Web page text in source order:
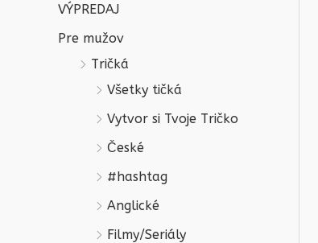
VÝPREDAJ
Pre mužov
Tričká
Všetky tičká
Vytvor si Tvoje Tričko
České
#hashtag
Anglické
Filmy/Seriály